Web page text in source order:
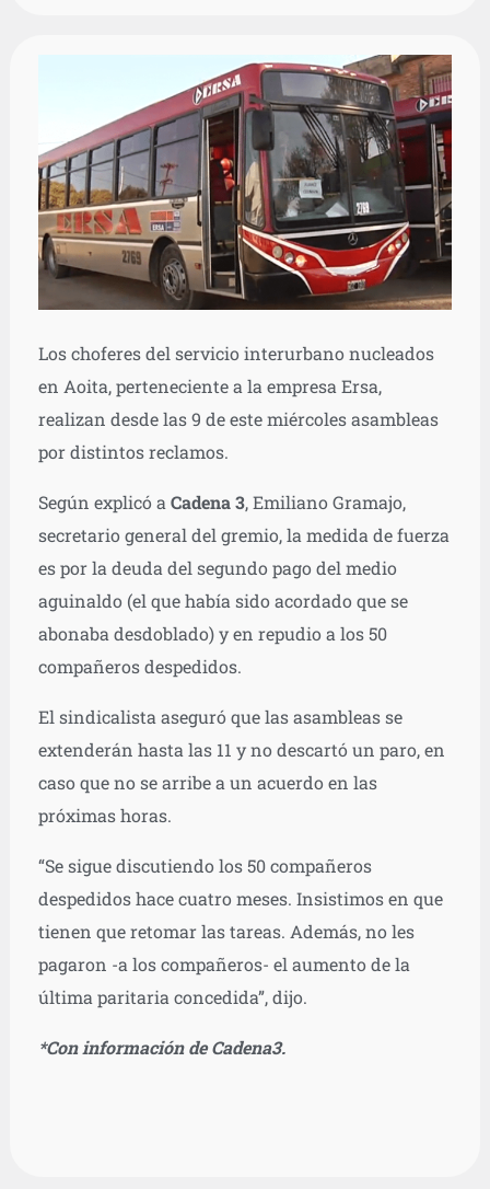
Los choferes del servicio interurbano nucleados
en Aoita, perteneciente a la empresa Ersa,
realizan desde las 9 de este miércoles asambleas
por distintos reclamos.
Según explicó a Cadena 3, Emiliano Gramajo,
secretario general del gremio, la medida de fuerza
es por la deuda del segundo pago del medio
aguinaldo (el que había sido acordado que se
abonaba desdoblado) y en repudio a los 50
compañeros despedidos.
El sindicalista aseguró que las asambleas se
extenderán hasta las 11 y no descartó un paro, en
caso que no se arribe a un acuerdo en las
próximas horas.
“Se sigue discutiendo los 50 compañeros
despedidos hace cuatro meses. Insistimos en que
tienen que retomar las tareas. Además, no les
pagaron -a los compañeros- el aumento de la
última paritaria concedida”, dijo.
*Con información de Cadena3.